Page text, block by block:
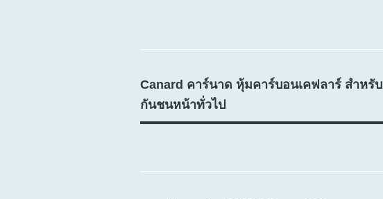
Canard คาร์นาด หุ้มคาร์บอนเคฟลาร์ สำหรับ
กันชนหน้าทั่วไป